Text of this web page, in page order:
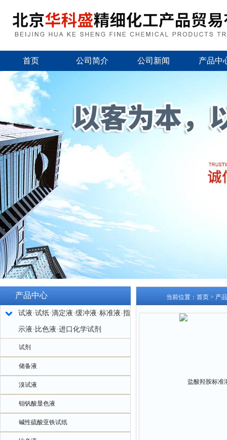
首页 公司简介 公司新闻 产品中
产品中心
试液·试纸·滴定液·缓冲液·标准液·指
示液·比色液·进口化学试剂
试剂
储备液
溴试液
钼钒酸显色液
碱性硫酸亚铁试纸
当前位置： 首页 > 产